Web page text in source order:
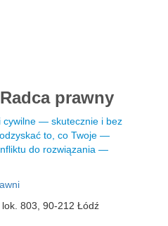
Radca prawny
cywilne — skutecznie i bez
to, co Twoje —
do rozwiązania —
803, 90-212 Łódź